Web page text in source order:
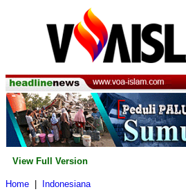
View Full Version
Home
Indonesiana